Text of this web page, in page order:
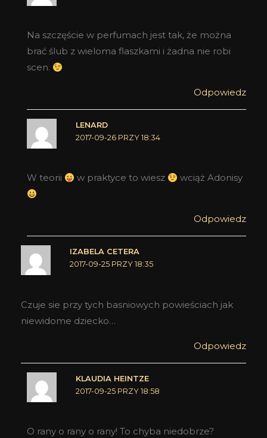
Na szczęście w perfumach jest tak, że można
brać ślub z wieloma flaszkami i żadna nie robi
scen.
Odpowiedz
LENARD
2017-09-26 PRZY 18:34
W teorii w praktyce to wiesz wciąż Adonisy
Odpowiedz
IZABELA CETERA
2017-09-25 PRZY 18:35
Czuje sie przy tych basniowych powieściach jak
niewidome dziecko…
Odpowiedz
KLAUDIA HEINTZE
2017-09-25 PRZY 18:58
O rany o rany o rany! To chyba niedobrze?